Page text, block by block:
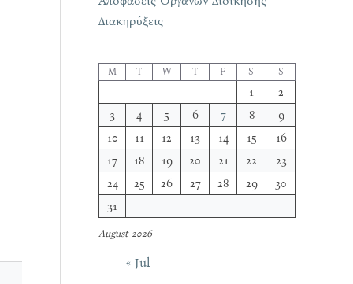
Διακηρύξεις
August 2026
M T W T F S S
1
2
3
4 5 6 7 8
9
10
11 12 13 14 15
16
17
18 19 20 21 22
23
24
25 26 27 28 29
30
31
« Jul